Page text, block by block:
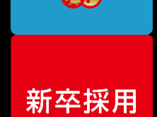
販売価格¥4,400（税込）